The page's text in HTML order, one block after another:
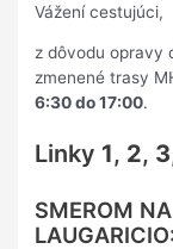
Vážení cestujúci,
z dôvodu opravy
zmenené trasy
6:30 do 17:00.
Linky 1, 2, 3
SMEROM
LAUGARICIO: